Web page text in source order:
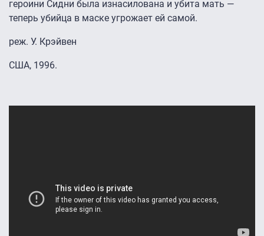
героини Сидни была изнасилована и убита мать —
теперь убийца в маске угрожает ей самой.
реж. У. Крэйвен
США, 1996.